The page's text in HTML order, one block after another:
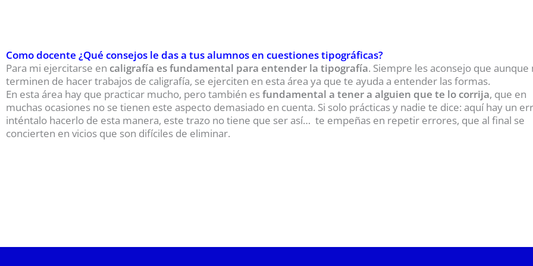
Como docente ¿Qué consejos le das a tus alumnos en cuestiones tipográficas?
Para mi ejercitarse en caligrafía es fundamental para entender la tipografía. Siempre les aconsejo que aunque
terminen de hacer trabajos de caligrafía, se ejerciten en esta área ya que te ayuda a entender las formas.
En esta área hay que practicar mucho, pero también esfundamental a tener a alguien que te lo corrija, que en
muchas ocasiones no se tienen este aspecto demasiado en cuenta. Si solo prácticas y nadie te dice: aquí hay un
inténtalo hacerlo de esta manera, este trazo no tiene que ser así… te empeñas en repetir errores, que al final se
concierten en vicios que son difíciles de eliminar.